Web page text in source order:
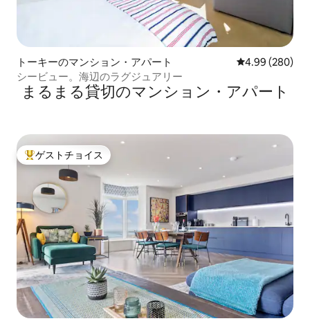
トーキーのマンション・アパート レビュー280
4.99 (280)
シービュー。海辺のラグジュアリー
まるまる貸切のマンション・アパート
大好評のゲストチョイスです。
ゲストチョイス